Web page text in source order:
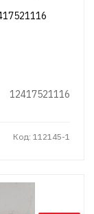
12417521116
Код: 112145-1